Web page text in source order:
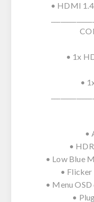
• HDMI
• 1x
•
•
•
• Low Blue
•
• Menu
•